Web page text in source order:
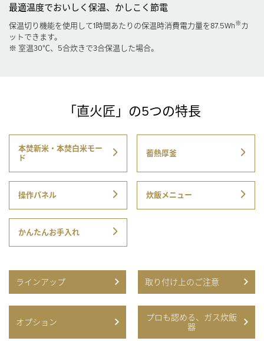
最適温度でおいしく保温、かしこく節電
保温切り機能を使用して1時間あたりの保温時消費電力量を87.5Wh※カ
ットできます。
※ 室温30℃、5合炊きで3合保温した場合。
「直火匠」の5つの特長
本焚新米・本焚白米モー
ド
蓄熱厚釜
操作パネル 炊飯メニュー
かんたんお手入れ
ラインアップ 取り付け上のご注意
オプション
プロも認める、ガス炊飯
器